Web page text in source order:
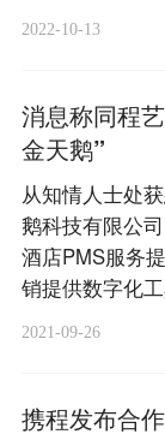
2022-10-13
消息称同程
金天鹅”
从知情人士处
鹅科技有限公
酒店PMS服务
销提供数字化工
2021-09-26
携程发布合